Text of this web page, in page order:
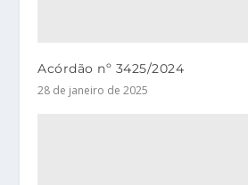
Acórdão nº 3425/2024
28 de janeiro de 2025